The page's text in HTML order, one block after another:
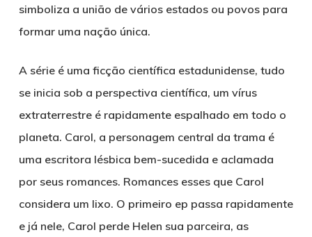
simboliza a união de vários estados ou povos para
formar uma nação única.
A série é uma ficção científica estadunidense, tudo
se inicia sob a perspectiva científica, um vírus
extraterrestre é rapidamente espalhado em todo o
planeta. Carol, a personagem central da trama é
uma escritora lésbica bem-sucedida e aclamada
por seus romances. Romances esses que Carol
considera um lixo. O primeiro ep passa rapidamente
e já nele, Carol perde Helen sua parceira, as